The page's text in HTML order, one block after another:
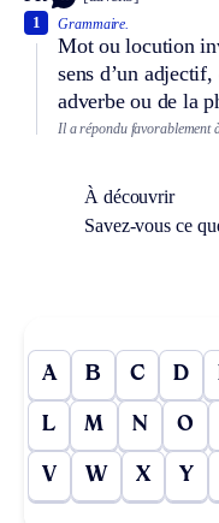
Grammaire.
Mot ou locution
sens d’un
adverbe ou de la
1
Il a répondu favorablement
À découvrir
Savez-vous ce
A B C D
L M N O
V W X Y